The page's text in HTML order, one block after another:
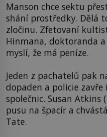
Manson chce sektu
shání prostředky. Dělá
zločinu. Zfetovaní
Hinmana, doktoranda
myslí, že má peníze.
Jeden z pachatelů pak
dopaden a policie
společnic. Susan Atkins
pusu na špacír a
Tate.